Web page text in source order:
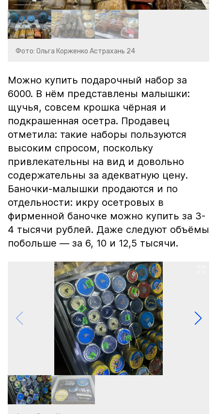
Фото: Ольга Корженко Астрахань 24
Можно купить подарочный набор за
6000. В нём представлены малышки:
щучья, совсем крошка чёрная и
подкрашенная осетра. Продавец
отметила: такие наборы пользуются
высоким спросом, поскольку
привлекательны на вид и довольно
содержательны за адекватную цену.
Баночки-малышки продаются и по
отдельности: икру осетровых в
фирменной баночке можно купить за 3-
4 тысячи рублей. Даже следуют объёмы
побольше — за 6, 10 и 12,5 тысячи.